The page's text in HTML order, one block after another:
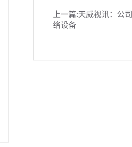
上一篇:天威视讯：公
络设备